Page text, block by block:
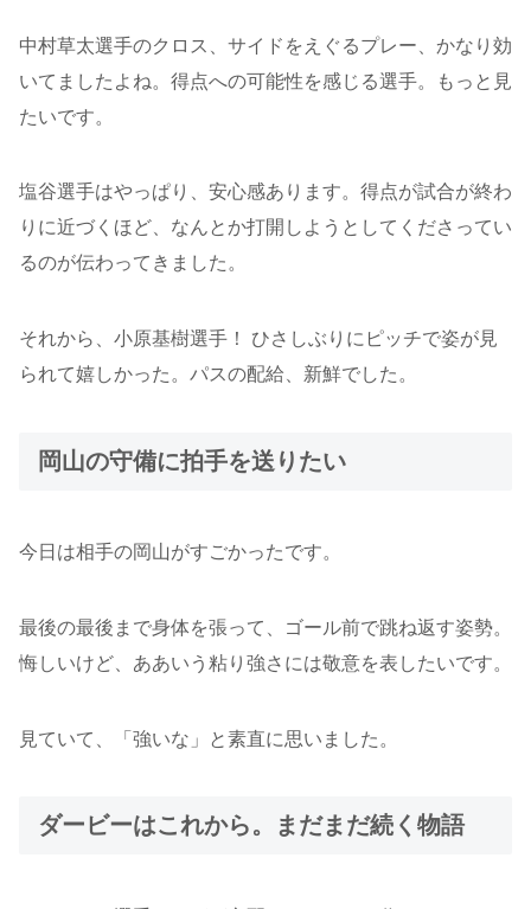
中村草太選手のクロス、サイドをえぐるプレー、かなり効
いてましたよね。得点への可能性を感じる選手。もっと見
たいです。
塩谷選手はやっぱり、安心感あります。得点が試合が終わ
りに近づくほど、なんとか打開しようとしてくださってい
るのが伝わってきました。
それから、小原基樹選手！ ひさしぶりにピッチで姿が見
られて嬉しかった。パスの配給、新鮮でした。
岡山の守備に拍手を送りたい
今日は相手の岡山がすごかったです。
最後の最後まで身体を張って、ゴール前で跳ね返す姿勢。
悔しいけど、ああいう粘り強さには敬意を表したいです。
見ていて、「強いな」と素直に思いました。
ダービーはこれから。まだまだ続く物語